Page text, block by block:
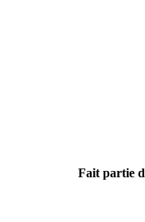
Fait partie